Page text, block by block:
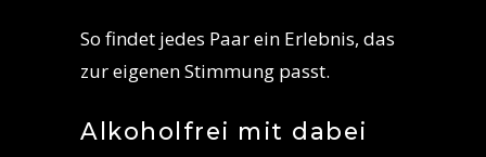
So findet jedes Paar ein Erlebnis, das
zur eigenen Stimmung passt.
Alkoholfrei mit dabei